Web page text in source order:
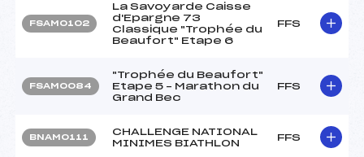
FSAM0102
La Savoyarde Caisse
d'Epargne 73
Classique "Trophée du
Beaufort" Etape 6
FFS
FSAM0084
"Trophée du Beaufort"
Etape 5 – Marathon du
Grand Bec
FFS
BNAM0111
CHALLENGE NATIONAL
MINIMES BIATHLON
FFS